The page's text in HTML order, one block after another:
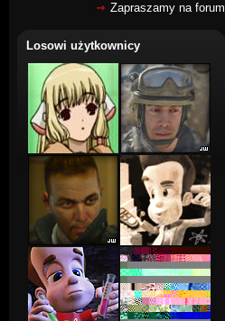
Zapraszamy na forum
Losowi użytkownicy